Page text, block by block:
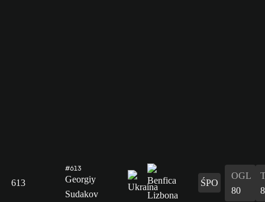
613
#613
Georgiy
Sudakov
ŚPO
OGL
80